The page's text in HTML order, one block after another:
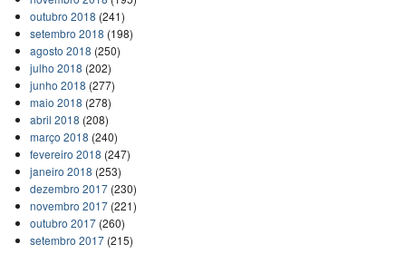
outubro 2018 (241)
setembro 2018 (198)
agosto 2018 (250)
julho 2018 (202)
junho 2018 (277)
maio 2018 (278)
abril 2018 (208)
março 2018 (240)
fevereiro 2018 (247)
janeiro 2018 (253)
dezembro 2017(230)
novembro 2017(221)
outubro 2017(260)
setembro 2017(215)